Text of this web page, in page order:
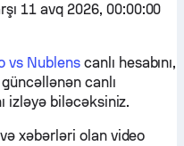
11 avq 2026, 00:00:00
vs Nublenscanlı hesabını,
canlı
izləyə biləcəksiniz.
xəbərləri olan video